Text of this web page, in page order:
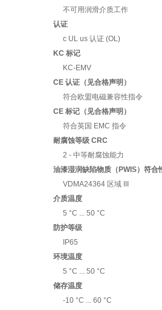
不可用润滑介质工作
认证
c UL us 认证 (OL)
KC 标记
KC-EMV
CE 认证（见合格声明）
符合欧盟电磁兼容性指令
CE 标记（见合格声明）
符合英国 EMC 指令
耐腐蚀等级 CRC
2 - 中等耐腐蚀能力
油漆湿润缺陷物质（PWIS）符合
VDMA24364 区域 III
介质温度
5 °C ... 50 °C
防护等级
IP65
环境温度
5 °C ... 50 °C
储存温度
-10 °C ... 60 °C